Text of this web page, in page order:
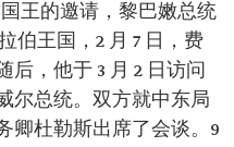
王的邀请，黎巴嫩总统
伯王国，2 月 7 日，费
，他于 3 月 2 日访问
尔总统。双方就中东局
卿杜勒斯出席了会谈。9